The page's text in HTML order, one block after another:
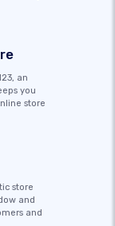
an
you
store
store
and
and